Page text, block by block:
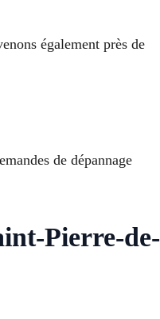
également près de
de dépannage
Pierre-de-